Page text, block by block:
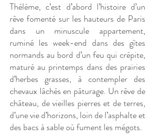
Thélème, c’est d’abord l’histoire d’un
rêve fomenté sur les hauteurs de Paris
dans un minuscule appartement,
ruminé les week-end dans des gîtes
normands au bord d’un feu qui crépite,
maturé au printemps dans des prairies
d’herbes grasses, à contempler des
chevaux lâchés en pâturage. Un rêve de
château, de vieilles pierres et de terres,
d’une vie d’horizons, loin de l’asphalte et
des bacs à sable où fument les mégots.